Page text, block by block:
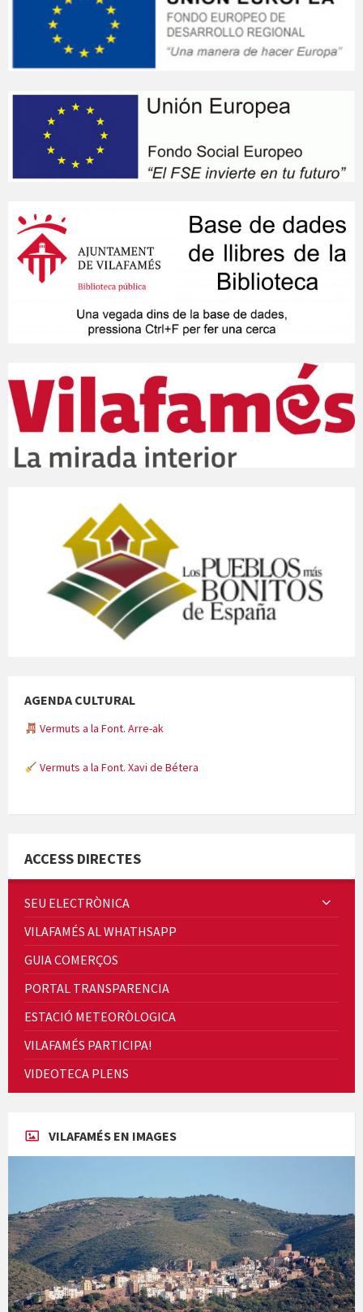
AGENDA CULTURAL
Vermuts a la Font. Arre-ak
Vermuts a la Font. Xavi de Bétera
Quintà Culroja
Cicle de Cine i Dones rurals
Concerts al Museu
ACCESS DIRECTES
SEU ELECTRÒNICA
VILAFAMÉS AL WHATHSAPP
GUIA COMERÇOS
PORTAL TRANSPARENCIA
ESTACIÓ METEORÒLOGICA
VILAFAMÉS PARTICIPA!
VIDEOTECA PLENS
VILAFAMÉS EN IMAGES